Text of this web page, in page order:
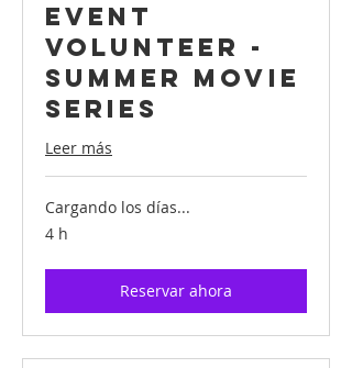
Event
Volunteer -
Summer Movie
Series
Leer más
Cargando los días...
4 h
Reservar ahora